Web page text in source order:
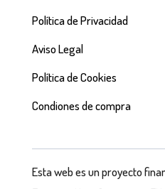
Política de Privacidad
Aviso Legal
Política de Cookies
Condiones de compra
Esta web es un proyecto